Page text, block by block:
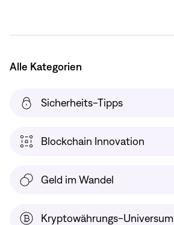
Alle Kategorien
Sicherheits-Tipps
Blockchain Innovation
Geld im Wandel
Kryptowährungs-Universum